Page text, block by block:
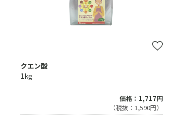
クエン酸
1kg
価格：1,717円
（税抜：1,590円）